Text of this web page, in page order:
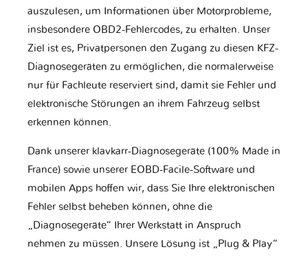
auszulesen, um Informationen über Motorprobleme,
insbesondere OBD2-Fehlercodes, zu erhalten. Unser
Ziel ist es, Privatpersonen den Zugang zu diesen KFZ-
Diagnosegeräten zu ermöglichen, die normalerweise
nur für Fachleute reserviert sind, damit sie Fehler und
elektronische Störungen an ihrem Fahrzeug selbst
erkennen können.
Dank unserer klavkarr-Diagnosegeräte (100% Made in
France) sowie unserer EOBD-Facile-Software und
mobilen Apps hoffen wir, dass Sie Ihre elektronischen
Fehler selbst beheben können, ohne die
„Diagnosegeräte“ Ihrer Werkstatt in Anspruch
nehmen zu müssen. Unsere Lösung ist „Plug & Play“